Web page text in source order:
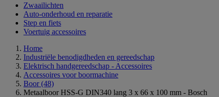
Zwaailichten
Auto-onderhoud en reparatie
Step en fiets
Voertuig accessoires
Home
Industriële benodigdheden en gereedschap
Elektrisch handgereedschap - Accessoires
Accessoires voor boormachine
Boor (48)
Metaalboor HSS-G DIN340 lang 3 x 66 x 100 mm - Bosch